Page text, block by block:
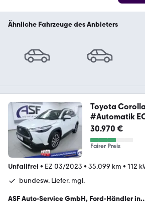
Ähnliche Fahrzeuge des Anbieters
Toyota
#Automatik
30.970 €
Fairer Preis
Unfallfrei • EZ 03/2023 • 35.099 km • 112
bundesw. Liefer. mgl.
ASF Auto-Service GmbH, Ford-Händler in